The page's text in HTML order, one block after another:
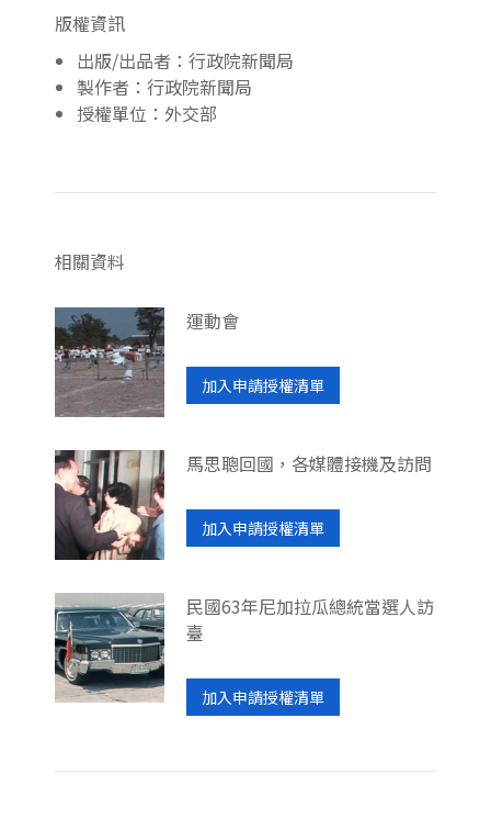
版權資訊
出版/出品者：行政院新聞局
製作者：行政院新聞局
授權單位：外交部
相關資料
運動會
加入申請授權清單
馬思聰回國，各媒體接機及訪問
加入申請授權清單
民國63年尼加拉瓜總統當選人訪
臺
加入申請授權清單